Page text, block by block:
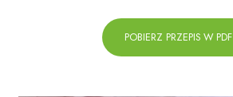
POBIERZ PRZEPIS W PDF